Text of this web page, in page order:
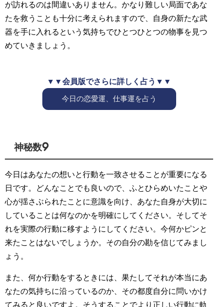
が訪れるのは間違いありません。かなり難しい局面であな
たを救うことも十分に考えられますので、自身の新たな武
器を手に入れるという気持ちでひとつひとつの物事を見つ
めていきましょう。
▼▼会員版でさらに詳しく占う▼▼
今日の恋愛運、仕事運を占う
神秘数9
今日はあなたの想いと行動を一致させることが重要になる
日です。どんなことでも良いので、ふとひらめいたことや
心が揺さぶられたことに意識を向け、あなた自身が大切に
していることは何なのかを明確にしてください。そしてそ
れを実際の行動に移すようにしてください。今何かピンと
来たことはないでしょうか。その自分の勘を信じてみまし
ょう。
また、何か行動をするときには、果たしてそれが本当にあ
なたの気持ちに沿っているのか、その都度自分に問いかけ
てみると良いですよ。そうすることでより正しい行動に軌